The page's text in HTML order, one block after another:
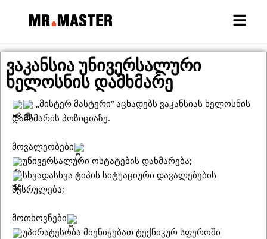
ვაკანსია უნივერსალური
ხელოსნის დამხმარე
„მისტერ მასტერი“ აცხადებს ვაკანსიას ხელოსნის
დამხმარის პოზიციაზე.
მოვალეობები
უნივერსალური ოსტატების დახმარება;
სხვადასხვა ტიპის სიტუაციური დავალებების
შესრულება;
მოთხოვნები
უპირატესობა მიენიჭებათ ტექნიკურ სფეროში